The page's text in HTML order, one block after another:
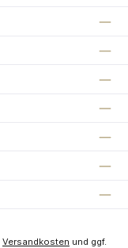
Versandkosten und ggf.